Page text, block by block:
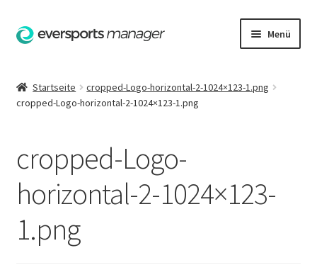
Zur
Navigation
Zum
Inhalt
Menü
AGB
Hilfe
Impressum
Startseite
cropped-Logo-horizontal-2-1024×123-1.png
cropped-Logo-horizontal-2-1024×123-1.png
cropped-Logo-
horizontal-2-1024×123-
1.png